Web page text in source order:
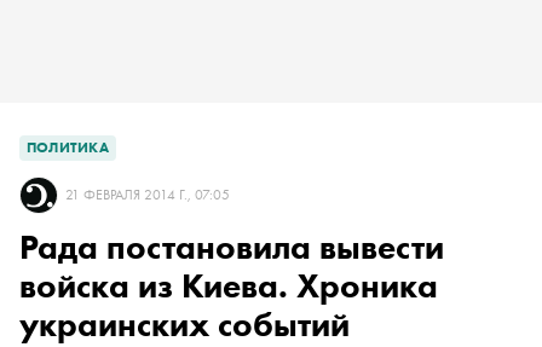
ПОЛИТИКА
21 ФЕВРАЛЯ 2014 Г., 07:05
Рада постановила вывести
войска из Киева. Хроника
украинских событий